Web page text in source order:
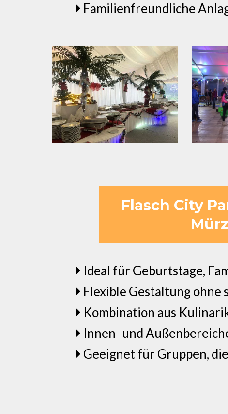
Familienfreundliche
Flasch City
Ideal für Geburtstage,
Flexible Gestaltung ohne
Kombination aus
Innen- und
Geeignet für Gruppen,